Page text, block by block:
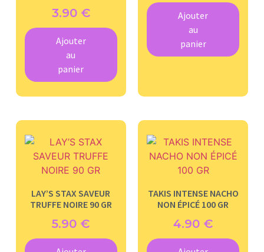
3.90 €
Ajouter
au
panier
Ajouter
au
panier
LAY’S STAX SAVEUR
TRUFFE NOIRE 90 GR
5.90 €
TAKIS INTENSE NACHO
NON ÉPICÉ 100 GR
4.90 €